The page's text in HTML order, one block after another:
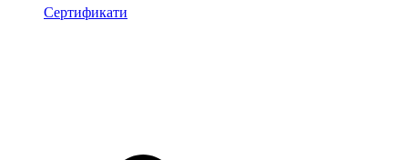
Сертификати